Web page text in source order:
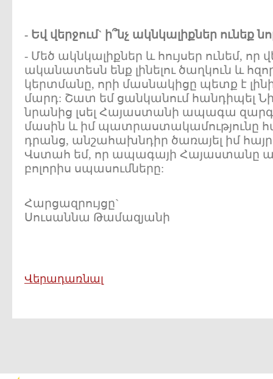
- Եվ վերջում` ի՞նչ ակնկալիքներ ունեք
- Մեծ ակնկալիքներ և հույսեր ունեմ, որ
ականատեսն ենք լինելու ծաղկուն և
կերտմանը, որի մասնակիցը պետք է լինի
մարդ: Շատ եմ ցանկանում հանդիպել
նրանից լսել Հայաստանի ապագա
մասին և իմ պատրաստակամությունը
դրանց, անշահախնդիր ծառայել իմ
Վստահ եմ, որ ապագայի Հայաստանը
բոլորիս սպասումները:
Հարցազրույցը`
Սուսաննա Թամազյանի
Վերադառնալ